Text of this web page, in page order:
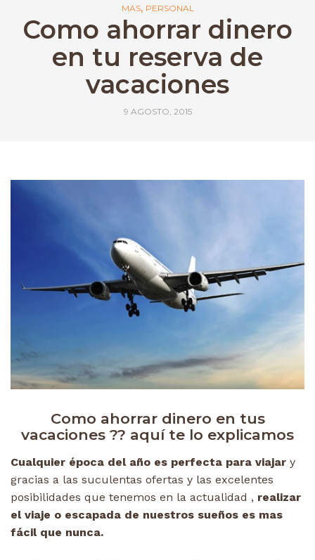
MAS, PERSONAL
Como ahorrar dinero
en tu reserva de
vacaciones
9 AGOSTO, 2015
Como ahorrar dinero en tus
vacaciones ?? aquí te lo explicamos
Cualquier época del año es perfecta para viajar y
gracias a las suculentas ofertas y las excelentes
posibilidades que tenemos en la actualidad , realizar
el viaje o escapada de nuestros sueños es mas
fácil que nunca.